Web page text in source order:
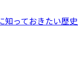
知っておきたい歴